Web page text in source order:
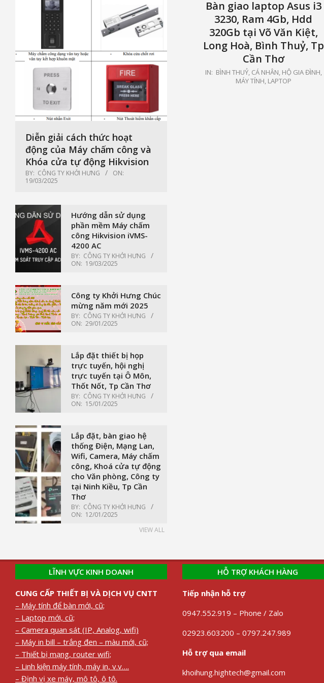
Bàn giao laptop Asus i3
3230, Ram 4Gb, Hdd
320Gb tại Võ Văn Kiệt,
Long Hoà, Bình Thuỷ, Tp
Cần Thơ
2021-
IN: BÌNH THUỶ, CÁ NHÂN, HỘ GIA ĐÌNH,
MÁY TÍNH, LAPTOP
Diễn giải cách thức hoạt
động của Máy chấm công và
Khóa cửa tự động Hikvision
BY: CÔNG TY KHỞI HƯNG
ON:
19/03/2025
Hướng dẫn sử dụng
phần mềm Máy chấm
công Hikvision iVMS-
4200 AC
BY: CÔNG TY KHỞI HƯNG
ON: 19/03/2025
Công ty Khởi Hưng Chúc
mừng năm mới 2025
BY: CÔNG TY KHỞI HƯNG
ON: 29/01/2025
Lắp đặt thiết bị họp
trực tuyến, hội nghị
trực tuyến tại Ô Môn,
Thốt Nốt, Tp Cần Thơ
BY: CÔNG TY KHỞI HƯNG
ON: 15/01/2025
Lắp đặt, bàn giao hệ
thống Điện, Mạng Lan,
Wifi, Camera, Máy chấm
công, Khoá cửa tự động
cho Văn phòng, Công ty
tại Ninh Kiều, Tp Cần
Thơ
BY: CÔNG TY KHỞI HƯNG
ON: 12/01/2025
VIEW ALL
LĨNH VỰC KINH DOANH
CUNG CẤP THIẾT BỊ VÀ DỊCH VỤ CNTT
– Máy tính để bàn mới, cũ;
– Laptop mới, cũ;
– Camera quan sát (IP, Analog, wifi)
– Máy in bill – trắng đen – màu mới, cũ;
– Thiết bị mạng, router wifi;
– Linh kiện máy tính, máy in, v.v….
– Định vị xe máy, mô tô, ô tô.
HỖ TRỢ KHÁCH HÀNG
Tiếp nhận hỗ trợ
0947.552.919 – Phone / Zalo
02923.603200 – 0797.247.989
Hỗ trợ qua email
khoihung.hightech@gmail.com